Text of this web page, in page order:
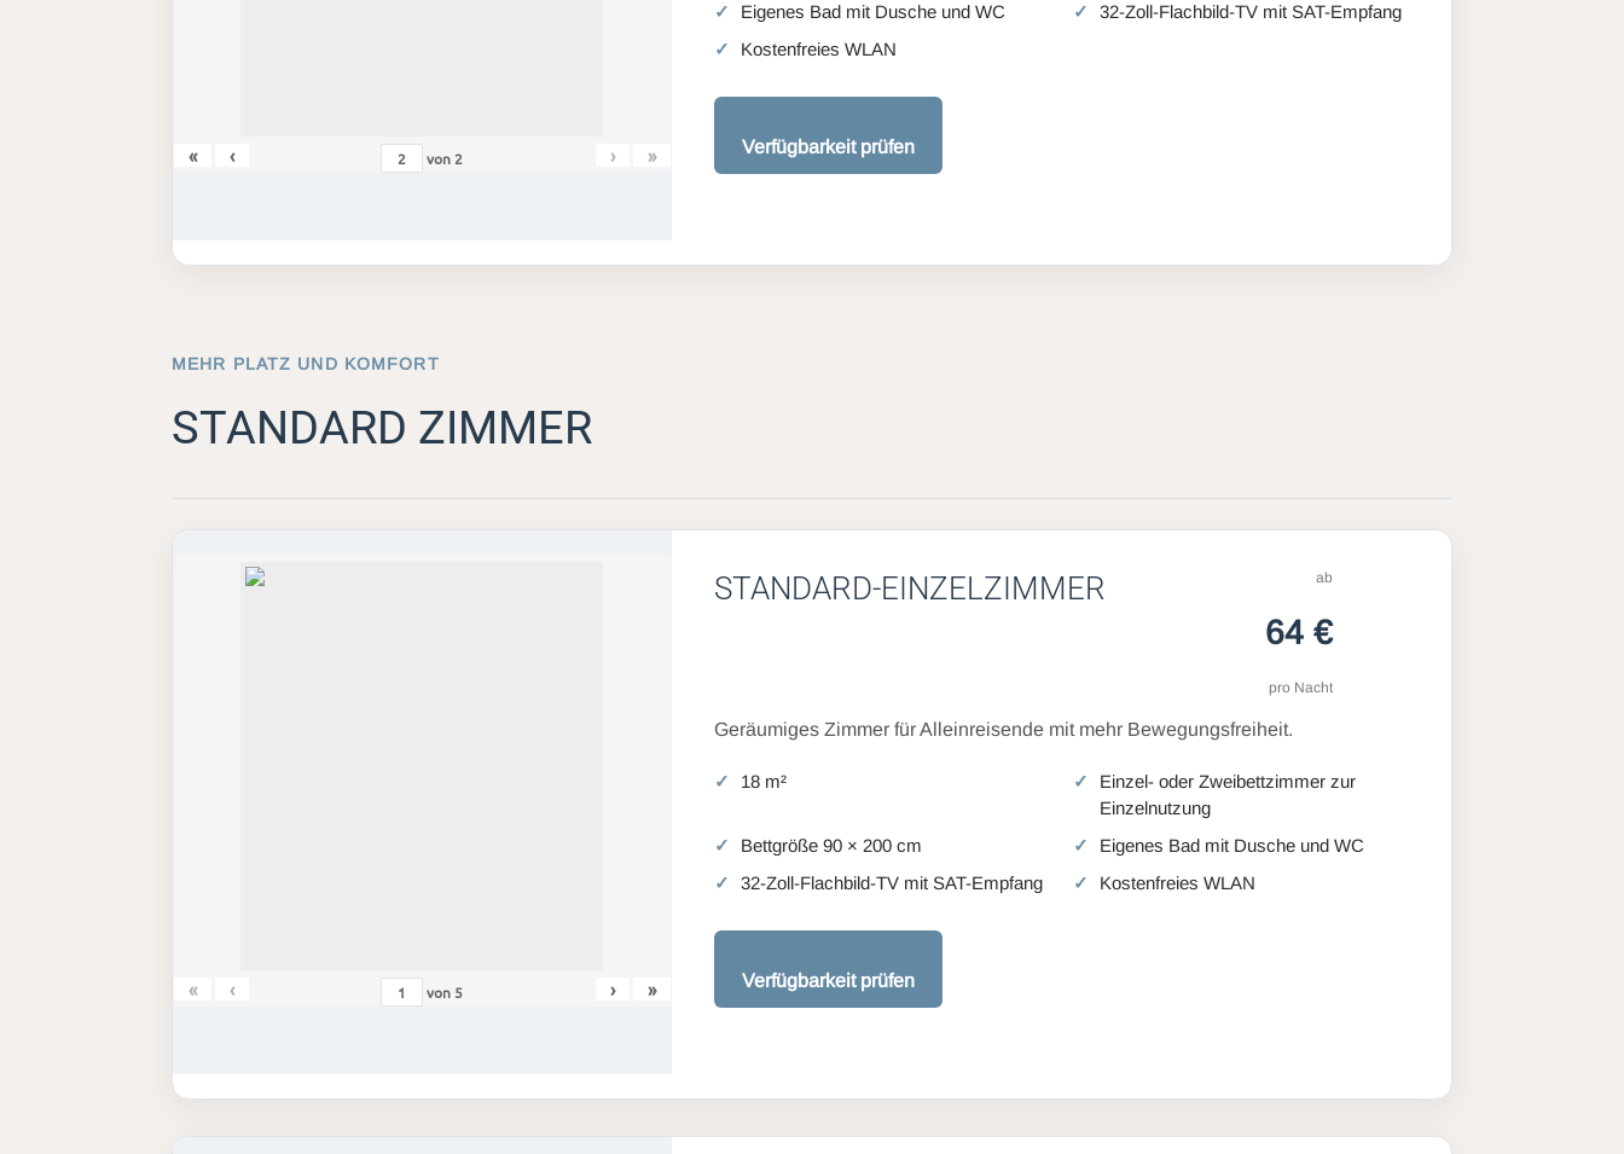
« ‹ von 2 › »
Eigenes Bad mit Dusche und WC
32-Zoll-Flachbild-TV mit SAT-Empfang
Kostenfreies WLAN
Verfügbarkeit prüfen
MEHR PLATZ UND KOMFORT
STANDARD ZIMMER
« ‹ von 5 › »
STANDARD-EINZELZIMMER ab
64 €
pro Nacht
Geräumiges Zimmer für Alleinreisende mit mehr Bewegungsfreiheit.
18 m²
Einzel- oder Zweibettzimmer zur
Einzelnutzung
Bettgröße 90 × 200 cm
Eigenes Bad mit Dusche und WC
32-Zoll-Flachbild-TV mit SAT-Empfang
Kostenfreies WLAN
Verfügbarkeit prüfen